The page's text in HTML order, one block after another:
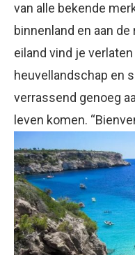
van alle bekende
binnenland en aan
eiland vind je
heuvellandschap en
verrassend genoeg
leven komen.